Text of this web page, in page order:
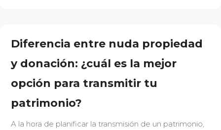
Diferencia entre nuda propiedad
y donación: ¿cuál es la mejor
opción para transmitir tu
patrimonio?
A la hora de planificar la transmisión de un patrimonio,